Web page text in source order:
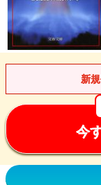
新
今